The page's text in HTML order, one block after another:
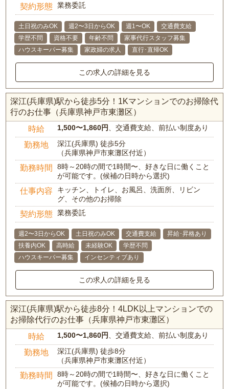
契約形態 業務委託
土日祝のみOK 週2〜3日からOK 週1〜OK
交通費支給
学歴不問
資格不要 年齢不問
家事代行スタッフ募集
ハウスキーパー募集
家政婦の求人 直行･直帰OK
この求人の詳細を見る
深江(兵庫県)駅から徒歩5分！1Kマンションでのお掃除代
行のお仕事（兵庫県神戸市東灘区）
時給 1,500〜1,860円 、交通費支給、前払い制度あり
勤務地
深江(兵庫県) 徒歩5分
（兵庫県神戸市東灘区付近）
勤務時間
8時～20時の間で1時間〜、好きな日に働くこと
が可能です。(候補の日時から選択)
仕事内容
キッチン、トイレ、お風呂、洗面所、リビン
グ、その他のお掃除
契約形態 業務委託
週2〜3日からOK 土日祝のみOK 交通費支給
昇給･昇格あり
扶養内OK
高時給 未経験OK
学歴不問
ハウスキーパー募集
インセンティブあり
この求人の詳細を見る
深江(兵庫県)駅から徒歩8分！4LDK以上マンションでの
お掃除代行のお仕事（兵庫県神戸市東灘区）
時給 1,500〜1,860円 、交通費支給、前払い制度あり
勤務地
深江(兵庫県) 徒歩8分
（兵庫県神戸市東灘区付近）
勤務時間
8時～20時の間で1時間〜、好きな日に働くこと
が可能です。(候補の日時から選択)